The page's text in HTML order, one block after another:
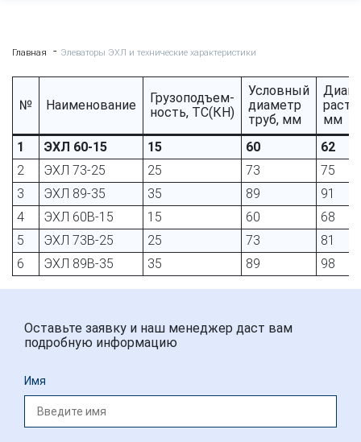
Главная Элеваторы ЭХЛ и технические характеристики
№ Наименование
Грузоподъем-
ность, ТС(КН)
Условный
диаметр
труб, мм
мм
1
ЭХЛ 60-15 15 60
62
2
ЭХЛ 73-25 25 73
75
3
ЭХЛ 89-35 35 89
91
4
ЭХЛ 60В-15 15 60
68
5
ЭХЛ 73В-25 25 73
81
6
ЭХЛ 89В-35 35 89 98
Оставьте заявку и наш менеджер даст вам
подробную информацию
Имя